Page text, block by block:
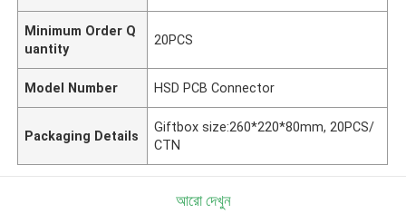
Minimum Order Q
uantity
20PCS
Model Number HSD PCB Connector
Packaging Details
Giftbox size:260*220*80mm, 20PCS/
CTN
আরো দেখুন